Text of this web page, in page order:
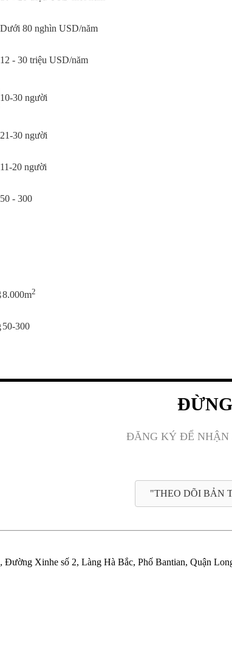
Dưới 80 nghìn USD/năm
12 - 30 triệu USD/năm
10-30 người
21-30 người
11-20 người
50 - 300
8.000m2
50-300
ĐĂNG KÝ ĐỂ NHẬN
"THEO DÕI BẢN
Đường Xinhe số 2, Làng Hà Bắc, Phố Bantian, Quận